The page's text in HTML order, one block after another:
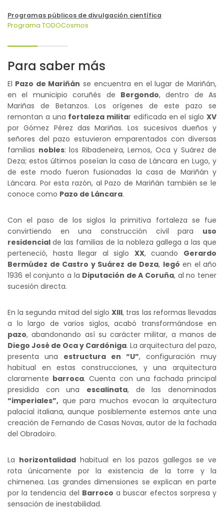
Programas públicos de divulgación científica
Programa TODOCosmos
Para saber más
El Pazo de Mariñán se encuentra en el lugar de Mariñán,
en el municipio coruñés de Bergondo, dentro de As
Mariñas de Betanzos. Los orígenes de este pazo se
remontan a una fortaleza militar edificada en el sigloXV
por Gómez Pérez das Mariñas. Los sucesivos dueños y
señores del pazo estuvieron emparentados con diversas
familias nobles: los Ribadeneira, Lemos, Oca y Suárez de
Deza; estos últimos poseían la casa de Láncara en Lugo, y
de este modo fueron fusionadas la casa de Mariñán y
Láncara. Por esta razón, al Pazo de Mariñán también se le
conoce como Pazo de Láncara.
Con el paso de los siglos la primitiva fortaleza se fue
convirtiendo en una construcción civil para uso
residencial de las familias de la nobleza gallega a las que
perteneció, hasta llegar al siglo XX, cuando Gerardo
Bermúdez de Castro y Suárez de Deza, legó en el año
1936 el conjunto a la Diputación de A Coruña, al no tener
sucesión directa.
En la segunda mitad del sigloXIII, tras las reformas llevadas
a lo largo de varios siglos, acabó transformándose en
pazo, abandonando así su carácter militar, a manos de
Diego José de Oca y Cardóniga. La arquitectura del pazo,
presenta una estructura en “U”, configuración muy
habitual en estas construcciones, y una arquitectura
claramente barroca. Cuenta con una fachada principal
presidida con una escalinata, de las denominadas
“imperiales”, que para muchos evocan la arquitectura
palacial italiana, aunque posiblemente estemos ante una
creación de Fernando de Casas Novas, autor de la fachada
del Obradoiro.
La horizontalidadhabitual en los pazos gallegos se ve
rota únicamente por la existencia de la torre y la
chimenea. Las grandes dimensiones se explican en parte
por la tendencia del Barroco a buscar efectos sorpresa y
sensación de inestabilidad.